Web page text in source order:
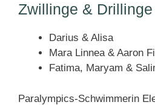
Zwillinge & Drillinge
Darius & Alisa
Mara Linnea & Aaron
Fatima, Maryam &
Paralympics-Schwimmerin